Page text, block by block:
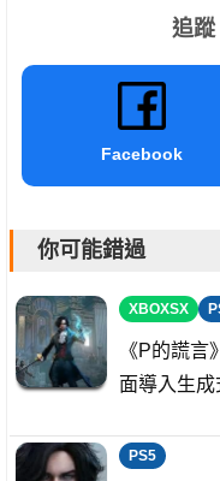
追
Facebook
你可能錯過
XBOXSX
《P的謊
面導入生成
PS5